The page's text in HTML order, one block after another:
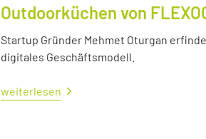
Outdoorküchen von
Startup Gründer Mehmet Oturgan
digitales Geschäftsmodell.
weiterlesen